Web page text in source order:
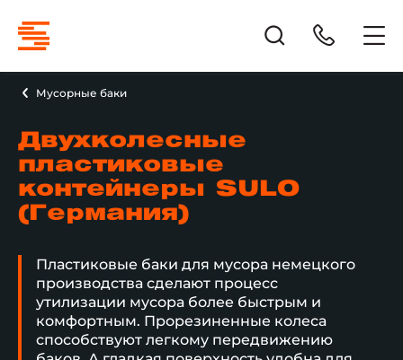
Мусорные баки
Двухколесные
пластиковые
контейнеры SULO
(Германия)
Пластиковые баки для мусора немецкого
производства сделают процесс
утилизации мусора более быстрым и
комфортным. Прорезиненные колеса
способствуют легкому передвижению